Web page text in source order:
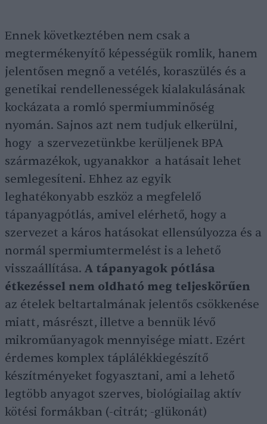
Ennek következtében nem csak a
megtermékenyítő képességük romlik, hanem
jelentősen megnő a vetélés, koraszülés és a
genetikai rendellenességek kialakulásának
kockázata a romló spermiumminőség
nyomán. Sajnos azt nem tudjuk elkerülni,
hogy a szervezetünkbe kerüljenek BPA
származékok, ugyanakkor a hatásait lehet
semlegesíteni. Ehhez az egyik
leghatékonyabb eszköz a megfelelő
tápanyagpótlás, amivel elérhető, hogy a
szervezet a káros hatásokat ellensúlyozza és a
normál spermiumtermelést is a lehető
visszaállítása. A tápanyagok pótlása
étkezéssel nem oldható meg teljeskörűen
az ételek beltartalmának jelentős csökkenése
miatt, másrészt, illetve a bennük lévő
mikroműanyagok mennyisége miatt. Ezért
érdemes komplex táplálékkiegészítő
készítményeket fogyasztani, ami a lehető
legtöbb anyagot szerves, biológiailag aktív
kötési formákban (-citrát; -glükonát)